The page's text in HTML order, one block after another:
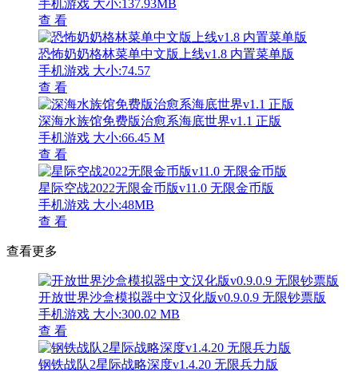
手机游戏 大小:137.93MB
查 看
恐怖奶奶格林菜单中文版上线v1.8 内置菜单版
手机游戏 大小:74.57
查 看
深海水族馆免费版治愈系海底世界v1.1 正版
手机游戏 大小:66.45 M
查 看
星际空战2022无限金币版v11.0 无限金币版
手机游戏 大小:48MB
查 看
查看更多
开放世界沙盒模拟器中文汉化版v0.9.0.9 无限钞票版
手机游戏 大小:300.02 MB
查 看
钢铁战队2星际战略深度v1.4.20 无限兵力版